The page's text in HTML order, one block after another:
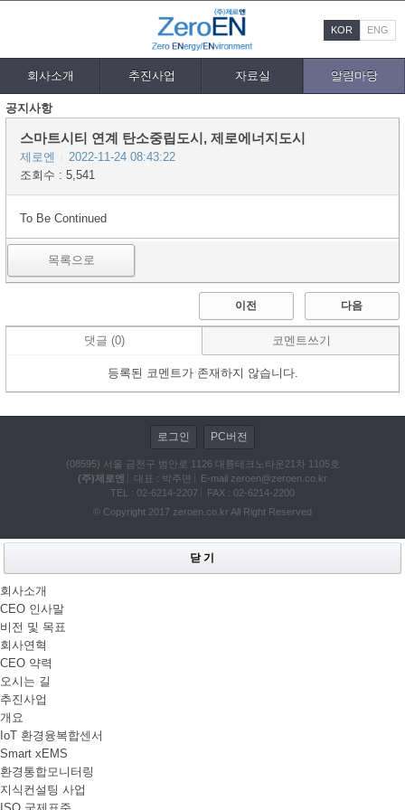
KOR ENG
회사소개 추진사업 자료실 알림마당
공지사항
스마트시티 연계 탄소중립도시, 제로에너지도시
제로엔
2022-11-24 08:43:22
조회수 : 5,541
To Be Continued
목록으로
이전 다음
댓글 (0) 코멘트쓰기
등록된 코멘트가 존재하지 않습니다.
로그인 PC버전
(08595) 서울 금천구 범안로 1126 대륭테크노타운21차 1105호
(주)제로엔
대표 : 박주면 E-mail zeroen@zeroen.co.kr
TEL : 02-6214-2207
FAX : 02-6214-2200
© Copyright 2017 zeroen.co.kr All Right Reserved
닫 기
회사소개
CEO 인사말
비전 및 목표
회사연혁
CEO 약력
오시는 길
추진사업
개요
IoT 환경융복합센서
Smart xEMS
환경통합모니터링
지식컨설팅 사업